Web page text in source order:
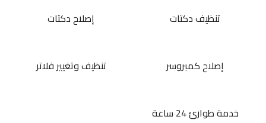
تنظيف دكتات إصلاح دكتات
إصلاح كمبروسر تنظيف وتغيير فلاتر
خدمة طوارئ 24 ساعة